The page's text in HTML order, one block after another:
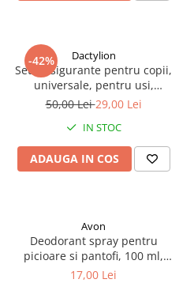
-42% Dactylion
Set 10 sigurante pentru copii,
universale, pentru usi,
sertare, dulapuri, plastic, 9
50,00 Lei29,00 Lei
IN STOC
ADAUGA IN COS
Avon
Deodorant spray pentru
picioare si pantofi, 100 ml,
Avon
17,00 Lei